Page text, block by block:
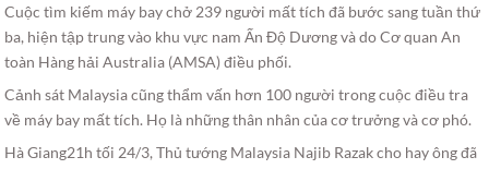
Cuộc tìm kiếm máy bay chở 239 người mất tích đã bước sang tuần thứ
ba, hiện tập trung vào khu vực nam Ấn Độ Dương và do Cơ quan An
toàn Hàng hải Australia (AMSA) điều phối.
Cảnh sát Malaysia cũng thẩm vấn hơn 100 người trong cuộc điều tra
về máy bay mất tích. Họ là những thân nhân của cơ trưởng và cơ phó.
Hà Giang21h tối 24/3, Thủ tướng Malaysia Najib Razak cho hay ông đã